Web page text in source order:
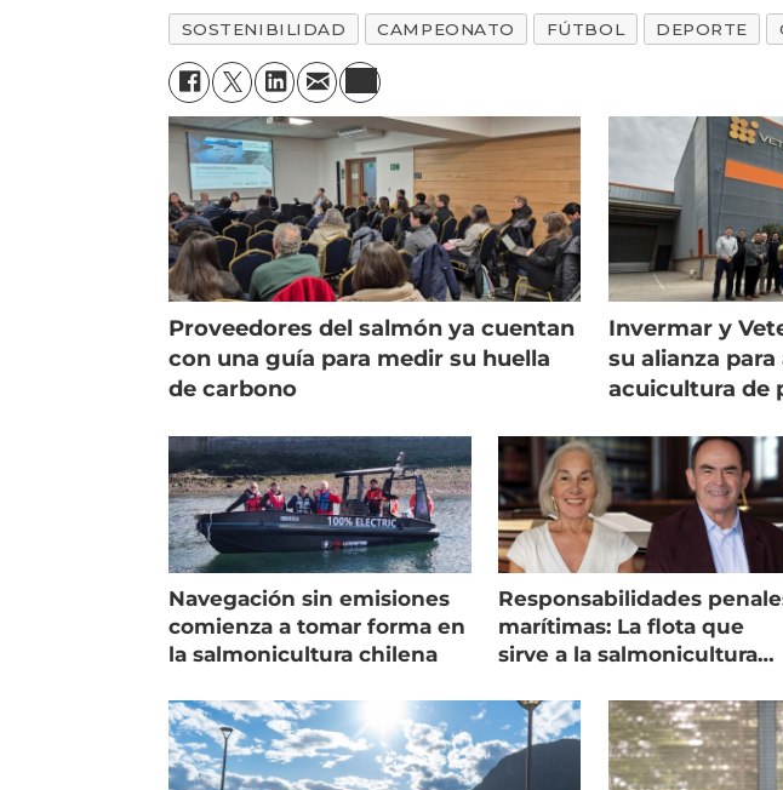
SOSTENIBILIDAD CAMPEONATO FÚTBOL DEPORTE
Proveedores del salmón ya cuentan
con una guía para medir su huella
de carbono
Invermar y
su alianza
acuicultura de
Navegación sin emisiones
comienza a tomar forma en
la salmonicultura chilena
Responsabilidades
marítimas: La flota que
sirve a la salmonicultura